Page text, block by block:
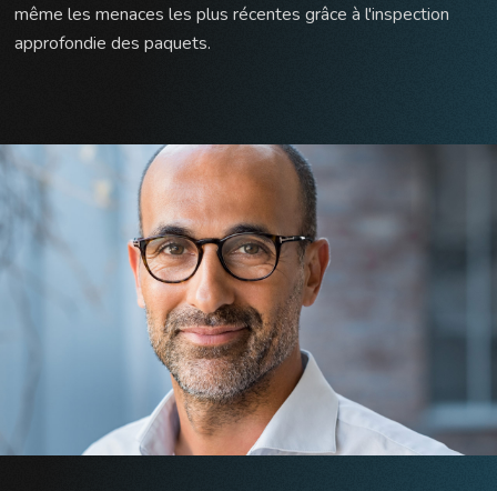
même les menaces les plus récentes grâce à l'inspection
approfondie des paquets.